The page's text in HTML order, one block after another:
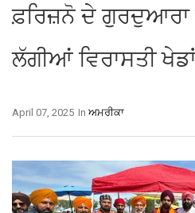
ਫ਼ਰਿਜ਼ਨੋ ਦੇ ਗੁਰਦੁਆਰਾ
ਲੱਗੀਆਂ ਵਿਰਾਸਤੀ
In ਅਮਰੀਕਾ
April 07, 2025